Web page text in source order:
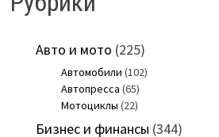
Авто и мото (225)
Автомобили (102)
Автопресса (65)
Мотоциклы (22)
Бизнес и финансы (344)